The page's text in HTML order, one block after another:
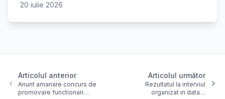
20 iulie 2026
Articolul anterior
Anunt amanare concurs de
promovare functionari…
Articolul următor
Rezultatul la interviul
organizat in data…